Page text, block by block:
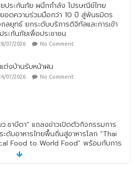
ประกันภัย ผนึกกำลัง ไปรษณีย์ไทย
อดความร่วมมือกว่า 10 ปี สู่พันธมิตร
กลยุทธ์ ยกระดับบริการดิจิทัลและการเข้า
ระกันภัยเพื่อประชาชน
07/2026 No Comment
ต่งบ้านรับหน้าฝน
07/2026 No Comment
ว.ซาบีดา” แถลงข่าวเปิดตัวกิจกรรมการ
ะดับอาหารไทยพื้นถิ่นสู่อาหารโลก “Thai
Food to World Food” พร้อมกับการ
ดตัวตราสัญลักษณ์ “Thailand Best